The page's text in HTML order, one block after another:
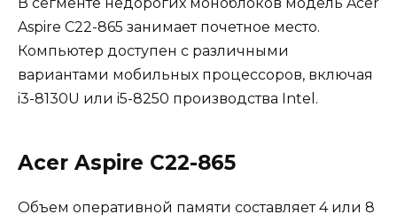
Aspire C22-865 занимает почетное место.
Компьютер доступен с различными
вариантами мобильных процессоров, включая
i3-8130U или i5-8250 производства Intel.
Acer Aspire C22-865
Объем оперативной памяти составляет 4 или 8